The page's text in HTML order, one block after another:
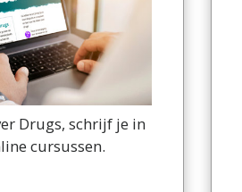
Drugs, schrijf je in
cursussen.